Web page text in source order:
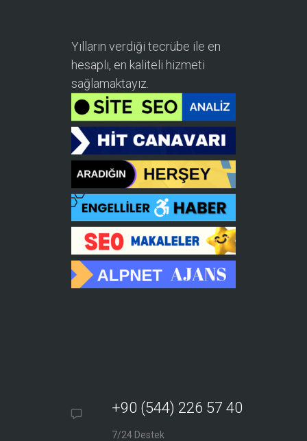
Yılların verdiği tecrübe ile en
hesaplı, en kaliteli hizmeti
sağlamaktayız.
+90 (544) 226 57 40
7/24 Destek